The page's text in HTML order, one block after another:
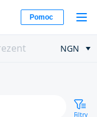
Pomoc
NGN
Filtry